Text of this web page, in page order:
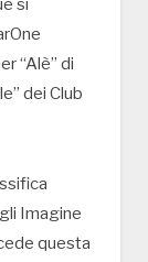
si
“Alè” di
dei Club
Imagine
questa